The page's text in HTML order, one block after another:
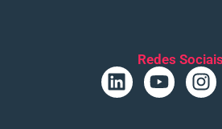
Redes Sociais